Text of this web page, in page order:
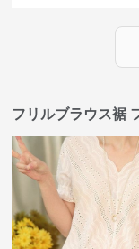
フリルブラウス裾